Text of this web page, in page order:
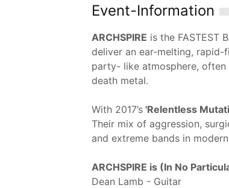
Event-Information
ARCHSPIRE is the FASTEST
deliver an ear-melting, rapid-
party- like atmosphere,
death metal.
With 2017’s 'Relentless
Their mix of aggression,
and extreme bands in
ARCHSPIRE is (In No
Dean Lamb - Guitar